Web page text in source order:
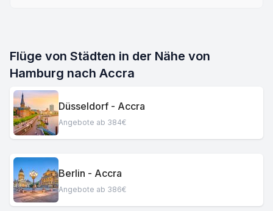
Flüge von Städten in der Nähe von
Hamburg nach Accra
Düsseldorf - Accra
Angebote ab 384€
Berlin - Accra
Angebote ab 386€